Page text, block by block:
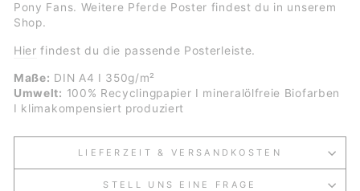
Pony Fans. Weitere Pferde Poster findest du in unserem
Shop.
Hier findest du die passende Posterleiste.
Maße: DIN A4 I 350g/m²
Umwelt: 100% Recyclingpapier I mineralölfreie Biofarben
I klimakompensiert produziert
LIEFERZEIT & VERSANDKOSTEN
STELL UNS EINE FRAGE